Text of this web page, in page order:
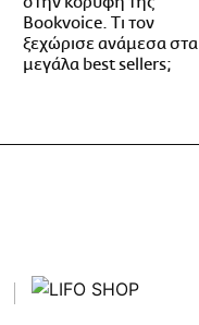
Bookvoice. Τι τον
ξεχώρισε ανάμεσα στα
μεγάλα best sellers;